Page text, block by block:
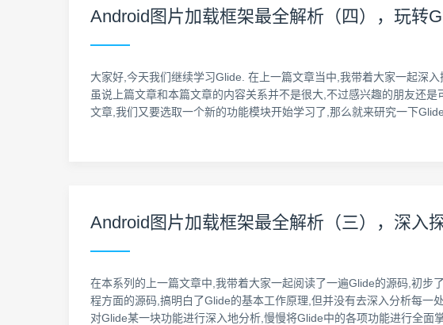
Android图片加载框架最全解析（四），玩转
大家好,今天我们继续学习Glide. 在上一篇文章当中,我带着大家一起深
虽说上篇文章和本篇文章的内容关系并不是很大,不过感兴趣的朋友还
文章,我们又要选取一个新的功能模块开始学习了,那么就来研究一下
Android图片加载框架最全解析（三），深入
在本系列的上一篇文章中,我带着大家一起阅读了一遍Glide的源码,初
程方面的源码,搞明白了Glide的基本工作原理,但并没有去深入分析每
对Glide某一块功能进行深入地分析,慢慢将Glide中的各项功能进行全